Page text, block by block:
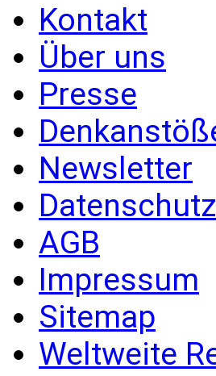
Kontakt
Über uns
Presse
Newsletter
Datenschutz
AGB
Impressum
Sitemap
Weltweite